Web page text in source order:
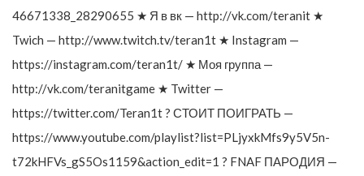
46671338_28290655 ★ Я в вк — http://vk.com/teranit ★
Twich — http://www.twitch.tv/teran1t ★ Instagram —
https://instagram.com/teran1t/ ★ Моя группа —
http://vk.com/teranitgame ★ Twitter —
https://twitter.com/Teran1t ? СТОИТ ПОИГРАТЬ —
https://www.youtube.com/playlist?list=PLjyxkMfs9y5V5n-
t72kHFVs_gS5Os1159&action_edit=1 ? FNAF ПАРОДИЯ —